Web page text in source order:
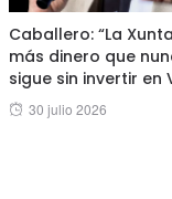
Caballero: “La
más dinero que
sigue sin invertir en
Posted
30 julio 2026